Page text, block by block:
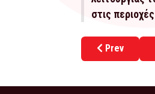
στις
Previous
Prev